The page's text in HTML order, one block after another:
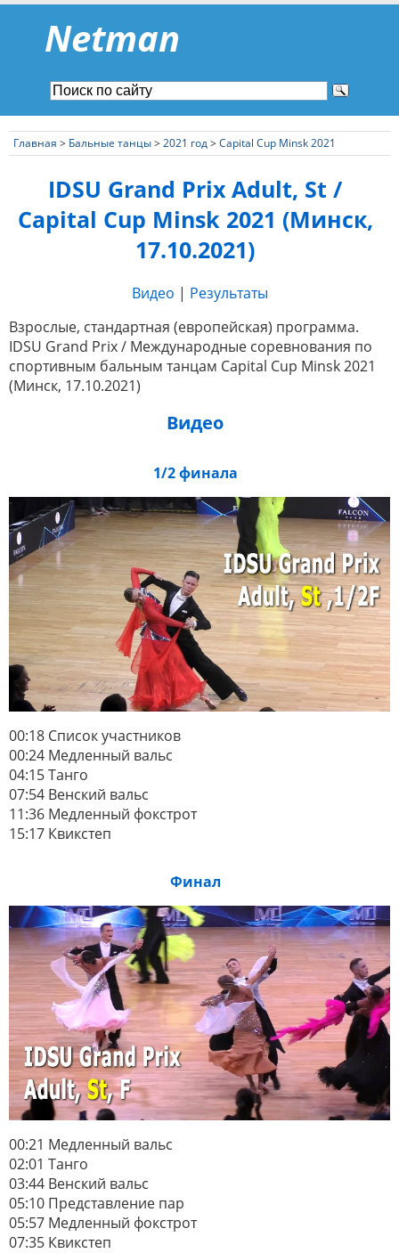
Netman
Главная > Бальные танцы>2021 год>Capital Cup Minsk 2021
IDSU Grand Prix Adult, St /
Capital Cup Minsk 2021 (Минск,
17.10.2021)
Видео | Результаты
Взрослые, стандартная (европейская) программа.
IDSU Grand Prix / Международные соревнования по
спортивным бальным танцам Capital Cup Minsk 2021
(Минск, 17.10.2021)
Видео
1/2 финала
00:18 Список участников
00:24 Медленный вальс
04:15 Танго
07:54 Венский вальс
11:36 Медленный фокстрот
15:17 Квикстеп
Финал
00:21 Медленный вальс
02:01 Танго
03:44 Венский вальс
05:10 Представление пар
05:57 Медленный фокстрот
07:35 Квикстеп